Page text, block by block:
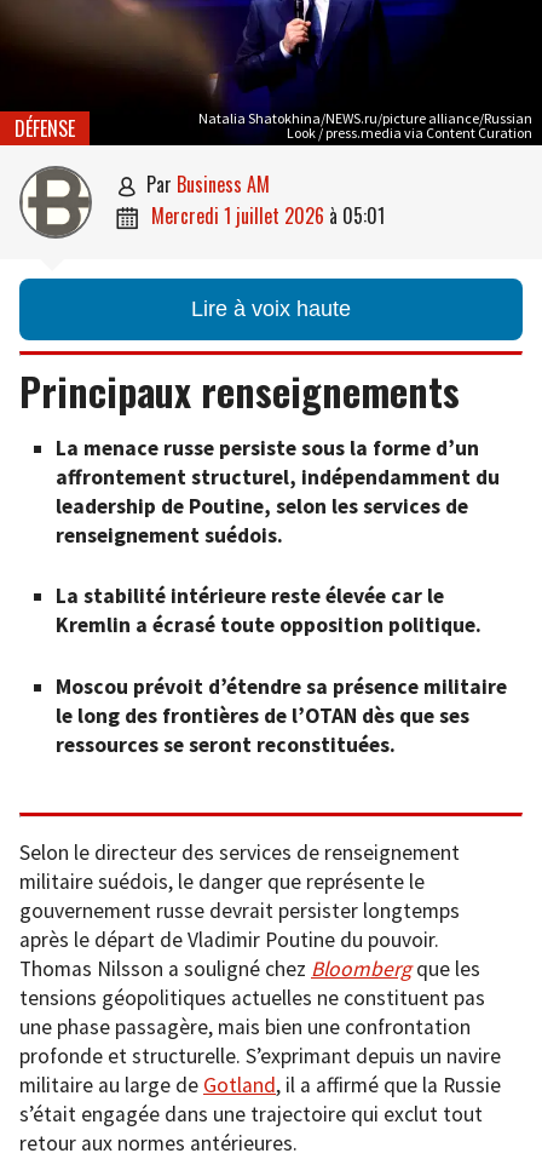
Natalia Shatokhina/NEWS.ru/picture alliance/Russian
Look / press.media via Content Curation
DÉFENSE
 par Business AM
 mercredi 1 juillet 2026 à 05:01
Lire à voix haute
Principaux renseignements
La menace russe persiste sous la forme d’un
affrontement structurel, indépendamment du
leadership de Poutine, selon les services de
renseignement suédois.
La stabilité intérieure reste élevée car le
Kremlin a écrasé toute opposition politique.
Moscou prévoit d’étendre sa présence militaire
le long des frontières de l’OTAN dès que ses
ressources se seront reconstituées.
Selon le directeur des services de renseignement
militaire suédois, le danger que représente le
gouvernement russe devrait persister longtemps
après le départ de Vladimir Poutine du pouvoir.
Thomas Nilsson a souligné chez Bloombergque les
tensions géopolitiques actuelles ne constituent pas
une phase passagère, mais bien une confrontation
profonde et structurelle. S’exprimant depuis un navire
militaire au large de Gotland, il a affirmé que la Russie
s’était engagée dans une trajectoire qui exclut tout
retour aux normes antérieures.